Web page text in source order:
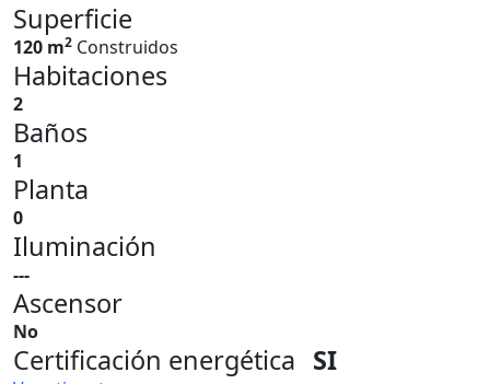
Superficie
120 m2 Construidos
Habitaciones
2
Baños
1
Planta
0
Iluminación
---
Ascensor
No
Certificación energética SI